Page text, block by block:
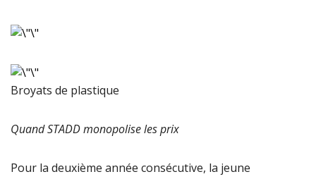
Broyats de plastique
Quand STADD monopolise les prix
Pour la deuxième année consécutive, la jeune